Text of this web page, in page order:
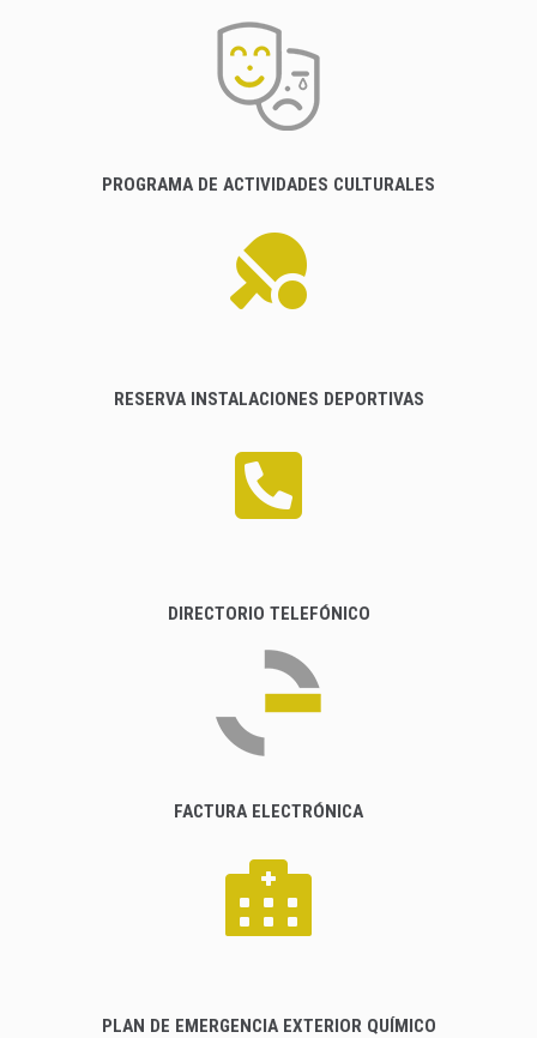
PROGRAMA DE ACTIVIDADES CULTURALES
RESERVA INSTALACIONES DEPORTIVAS
DIRECTORIO TELEFÓNICO
FACTURA ELECTRÓNICA
PLAN DE EMERGENCIA EXTERIOR QUÍMICO